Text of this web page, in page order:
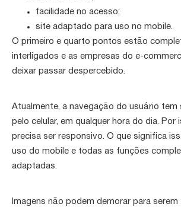
facilidade no acesso;
site adaptado para uso no mobile.
O primeiro e quarto pontos estão
interligados e as empresas do e-
deixar passar despercebido.
Atualmente, a navegação do usuário tem
pelo celular, em qualquer hora do dia. Por
precisa ser responsivo. O que significa
uso do mobile e todas as funções
adaptadas.
Imagens não podem demorar para serem